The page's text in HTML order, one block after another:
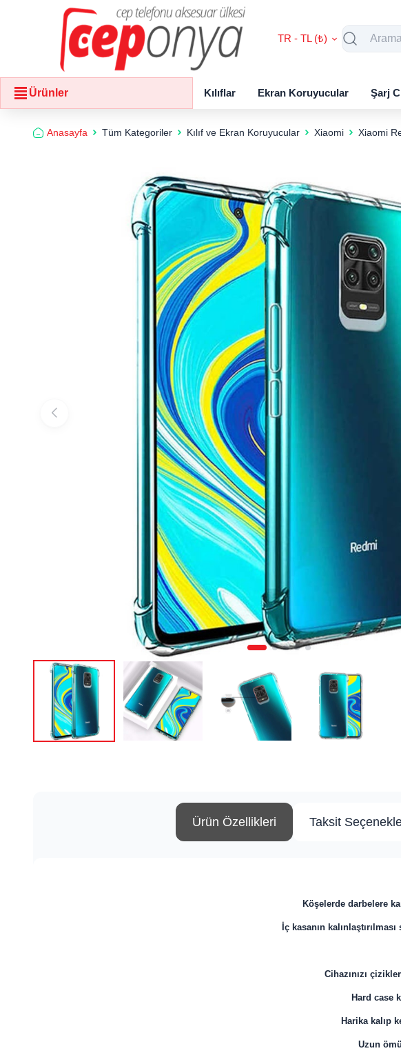
TR - TL (₺)
Ürünler Kılıflar Ekran Koruyucular Şarj
Anasayfa Tüm Kategoriler Kılıf ve Ekran Koruyucular Xiaomi Xiaomi
Ürün Özellikleri Taksit
Köşelerde darbelere
İç kasanın
Cihazınızı
Hard case
Harika kalıp
Uzun